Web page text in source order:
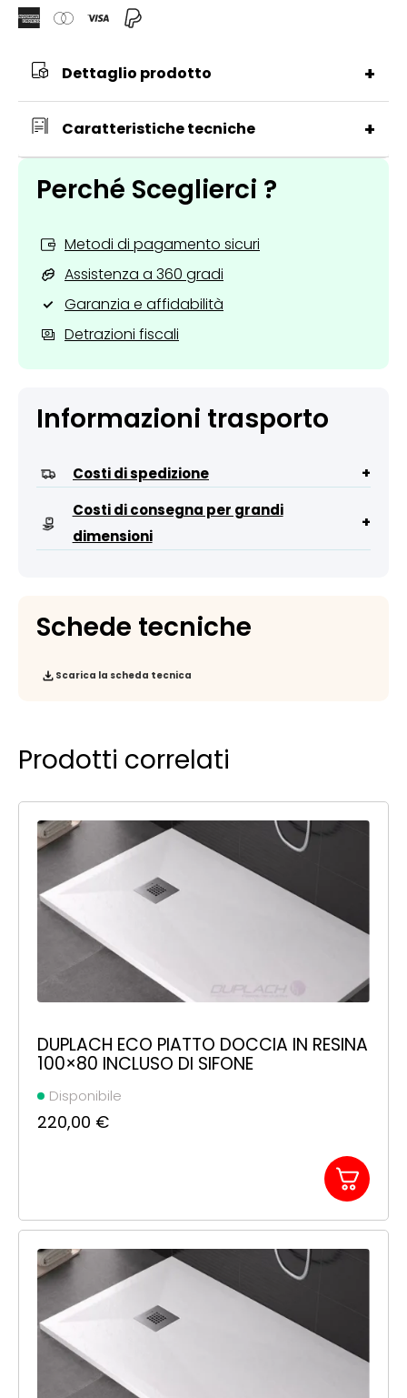
DI
SIFONE
Dettaglio prodotto +
Caratteristiche tecniche +
Perché Sceglierci ?
Metodi di pagamento sicuri
Assistenza a 360 gradi
Garanzia e affidabilità
Detrazioni fiscali
Informazioni trasporto
Costi di spedizione +
Costi di consegna per grandi
dimensioni
+
Schede tecniche
Scarica la scheda tecnica
Prodotti correlati
DUPLACH ECO PIATTO DOCCIA IN RESINA
100×80 INCLUSO DI SIFONE
Disponibile
220,00 €